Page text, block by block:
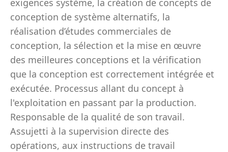
exigences système, la création de concepts de
conception de système alternatifs, la
réalisation d’études commerciales de
conception, la sélection et la mise en œuvre
des meilleures conceptions et la vérification
que la conception est correctement intégrée et
exécutée. Processus allant du concept à
l'exploitation en passant par la production.
Responsable de la qualité de son travail.
Assujetti à la supervision directe des
opérations, aux instructions de travail